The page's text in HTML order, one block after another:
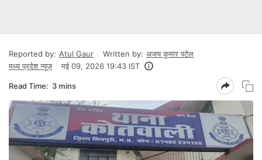
Reported by: Atul Gaur Written by: अजय कुमार पटेल
मध्य प्रदेश न्यूज़
मई 09, 2026 19:43 IST
Read Time: 3 mins